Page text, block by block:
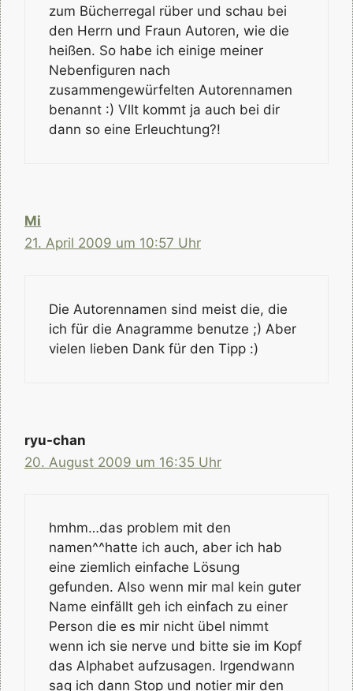
zum Bücherregal rüber und schau bei
den Herrn und Fraun Autoren, wie die
heißen. So habe ich einige meiner
Nebenfiguren nach
zusammengewürfelten Autorennamen
benannt :) Vllt kommt ja auch bei dir
dann so eine Erleuchtung?!
Mi
21. April 2009 um 10:57 Uhr
Die Autorennamen sind meist die, die
ich für die Anagramme benutze ;) Aber
vielen lieben Dank für den Tipp :)
ryu-chan
20. August 2009 um 16:35 Uhr
hmhm…das problem mit den
namen^^hatte ich auch, aber ich hab
eine ziemlich einfache Lösung
gefunden. Also wenn mir mal kein guter
Name einfällt geh ich einfach zu einer
Person die es mir nicht übel nimmt
wenn ich sie nerve und bitte sie im Kopf
das Alphabet aufzusagen. Irgendwann
sag ich dann Stop und notier mir den